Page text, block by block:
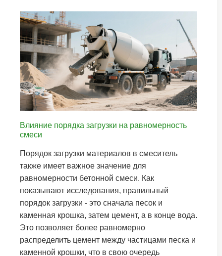
Влияние порядка загрузки на равномерность
смеси
Порядок загрузки материалов в смеситель
также имеет важное значение для
равномерности бетонной смеси. Как
показывают исследования, правильный
порядок загрузки - это сначала песок и
каменная крошка, затем цемент, а в конце вода.
Это позволяет более равномерно
распределить цемент между частицами песка и
каменной крошки, что в свою очередь